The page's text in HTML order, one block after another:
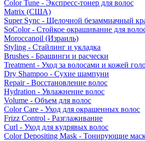
Color Tune - Экспресс-тонер для волос
Matrix (США)
Super Sync - Щелочной безаммиачный
SoColor - Стойкое окрашивание для
Moroccanoil (Израиль)
Styling - Стайлинг и укладка
Brushes - Брашинги и расчески
Treatment - Уход за волосами и кожей
Dry Shampoo - Сухие шампуни
Repair - Восстановление волос
Hydration - Увлажнение волос
Volume - Объем для волос
Color Care - Уход для окрашенных волос
Frizz Control - Разглаживание
Curl - Уход для кудрявых волос
Color Depositing Mask - Тонирующие